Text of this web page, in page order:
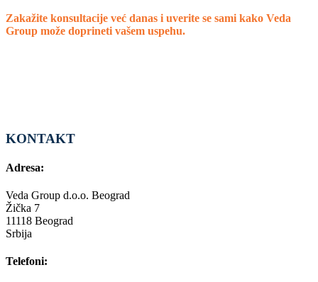
Zakažite konsultacije već danas i uverite se sami kako Veda
Group može doprineti vašem uspehu.
KONTAKT
Adresa:
Veda Group d.o.o. Beograd
Žička 7
11118 Beograd
Srbija
Telefoni: